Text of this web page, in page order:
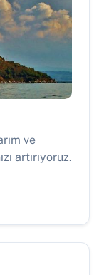
ve
artırıyoruz.